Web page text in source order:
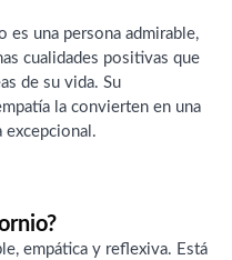
es una persona admirable,
cualidades positivas que
de su vida. Su
la convierten en una
excepcional.
empática y reflexiva. Está